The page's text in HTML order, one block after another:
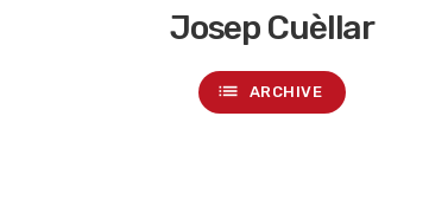
Josep Cuèllar
list ARCHIVE